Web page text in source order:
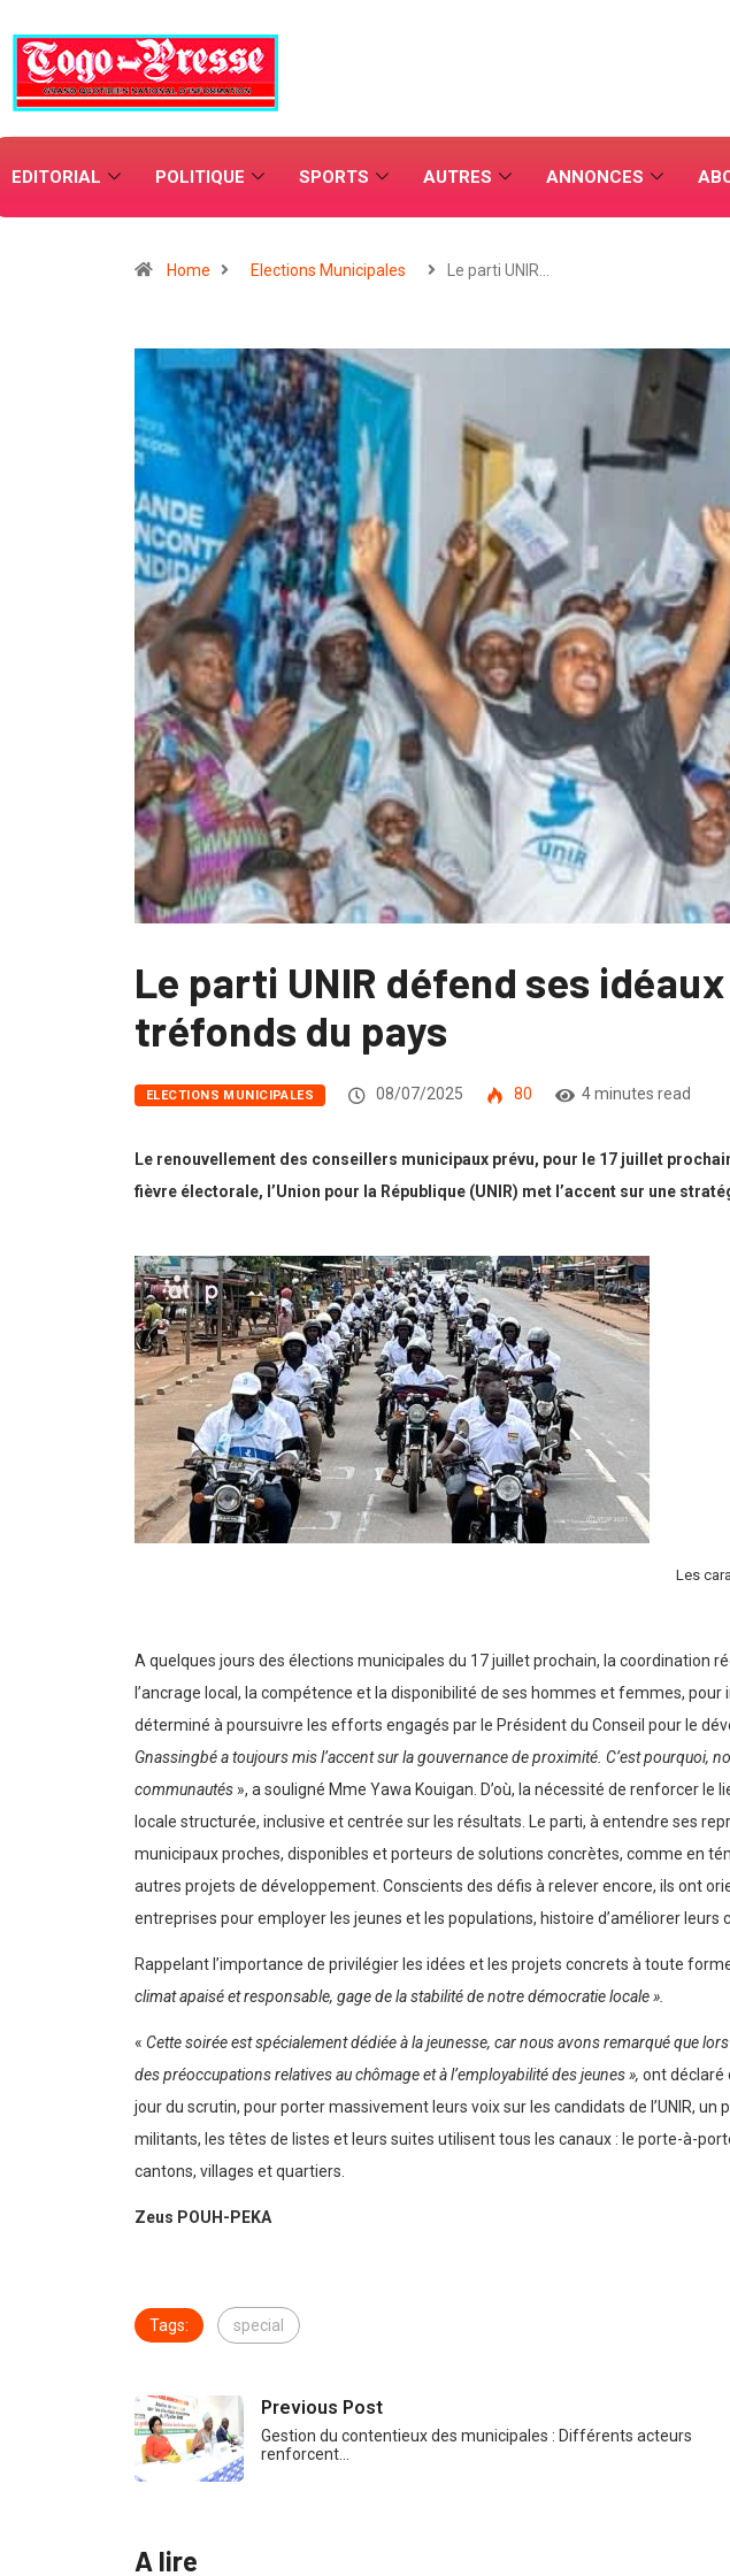
EDITORIAL POLITIQUE SPORTS AUTRES ANNONCES
Home Elections Municipales Le parti UNIR…
Le parti UNIR défend ses
tréfonds du pays
ELECTIONS MUNICIPALES 08/07/2025 80 4 minutes read
Le renouvellement des conseillers municipaux prévu, pour le 17 juillet
fièvre électorale, l’Union pour la République (UNIR) met l’accent sur une
Les
A quelques jours des élections municipales du 17 juillet prochain, la coordination
l’ancrage local, la compétence et la disponibilité de ses hommes et femmes,
déterminé à poursuivre les efforts engagés par le Président du Conseil pour le
Gnassingbé a toujours mis l’accent sur la gouvernance de proximité. C’est
communautés », a souligné Mme Yawa Kouigan. D’où, la nécessité de renforcer
locale structurée, inclusive et centrée sur les résultats. Le parti, à entendre ses
municipaux proches, disponibles et porteurs de solutions concrètes, comme en
autres projets de développement. Conscients des défis à relever encore, ils ont
entreprises pour employer les jeunes et les populations, histoire d’améliorer leurs
Rappelant l’importance de privilégier les idées et les projets concrets à toute
climat apaisé et responsable, gage de la stabilité de notre démocratie locale ».
« Cette soirée est spécialement dédiée à la jeunesse, car nous avons remarqué que
des préoccupations relatives au chômage et à l’employabilité des jeunes », ont déclaré
jour du scrutin, pour porter massivement leurs voix sur les candidats de l’UNIR,
militants, les têtes de listes et leurs suites utilisent tous les canaux : le porte-à-
cantons, villages et quartiers.
Zeus POUH-PEKA
Tags: special
Previous Post
Gestion du contentieux des municipales : Différents acteurs
renforcent…
A lire